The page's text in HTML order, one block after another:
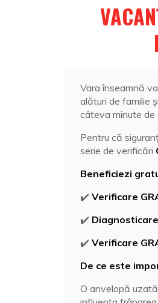
Vara înseamnă
alături de familie
câteva minute de
Pentru că
serie de verificări
Beneficiezi
✔️ Verificare
✔️
✔️ Verificare
De ce este
O anvelopă